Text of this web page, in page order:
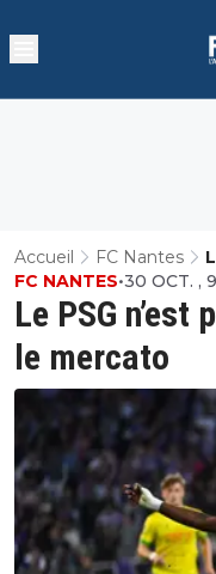
Accueil FC Nantes
Le PSG
le mercato
FC NANTES•30 OCT. ,